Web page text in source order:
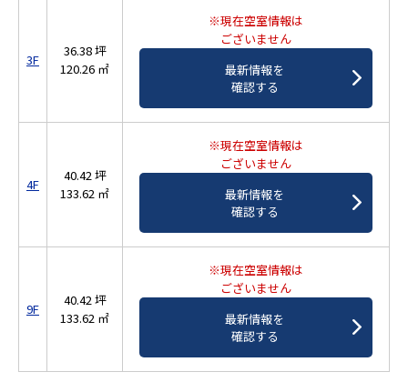
3F
36.38 坪
120.26 ㎡
※現在空室情報は
ございません
最新情報を
確認する
4F
40.42 坪
133.62 ㎡
※現在空室情報は
ございません
最新情報を
確認する
9F
40.42 坪
133.62 ㎡
※現在空室情報は
ございません
最新情報を
確認する